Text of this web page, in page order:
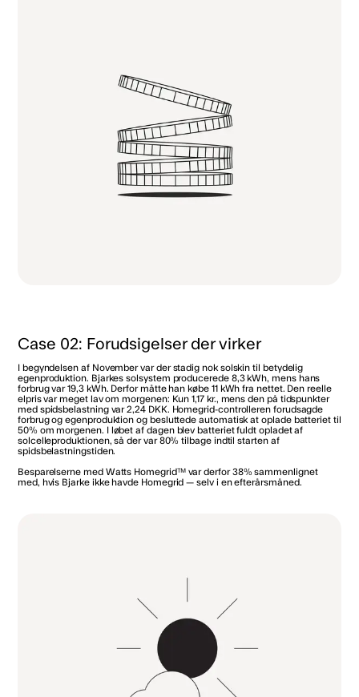
Case 02: Forudsigelser der virker
I begyndelsen af November var der stadig nok solskin til betydelig
egenproduktion. Bjarkes solsystem producerede 8,3 kWh, mens hans
forbrug var 19,3 kWh. Derfor måtte han købe 11 kWh fra nettet. Den reelle
elpris var meget lav om morgenen: Kun 1,17 kr., mens den på tidspunkter
med spidsbelastning var 2,24 DKK. Homegrid-controlleren forudsagde
forbrug og egenproduktion og besluttede automatisk at oplade batteriet til
50% om morgenen. I løbet af dagen blev batteriet fuldt opladet af
solcelleproduktionen, så der var 80% tilbage indtil starten af
spidsbelastningstiden.
Besparelserne med Watts Homegrid™ var derfor 38% sammenlignet
med, hvis Bjarke ikke havde Homegrid — selv i en efterårsmåned.